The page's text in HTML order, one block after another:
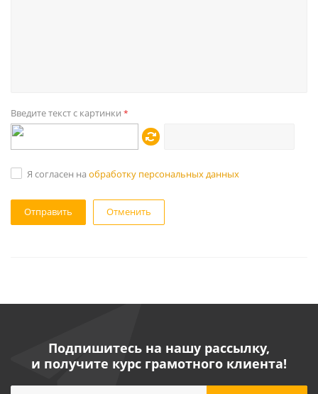
Введите текст с картинки *
Я согласен на обработку персональных данных
Отменить
Подпишитесь на нашу рассылку,
и получите курс грамотного клиента!